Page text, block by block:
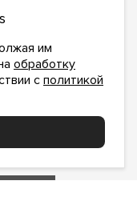
ознакомлен и
им
обработку
с политикой